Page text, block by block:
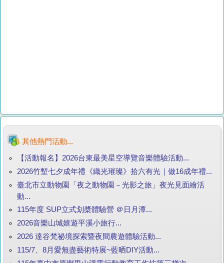
其他熱門活動...
【活動報名】2026台東最美星空導覽音樂體驗活動...
2026竹塹七夕成年禮《織光璀璨》拾六有光｜做16成年禮...
臺北市立動物園「夜之動物園－光影之旅」夜光見面繪活
動...
115年度 SUP立式划槳體驗營 ＠日月潭...
2026音樂山城嬉遊平溪小旅行...
2026 達谷梵祕境探索暨夜間農遊體驗活動...
115/7、8月愛無盡藝術特展~藍晒DIY活動...